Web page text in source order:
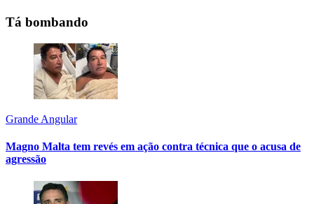
Tá bombando
Grande Angular
Magno Malta tem revés em ação contra técnica que o acusa de
agressão